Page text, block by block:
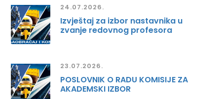
24.07.2026.
Izvještaj za izbor nastavnika u
zvanje redovnog profesora
23.07.2026.
POSLOVNIK O RADU KOMISIJE ZA
AKADEMSKI IZBOR